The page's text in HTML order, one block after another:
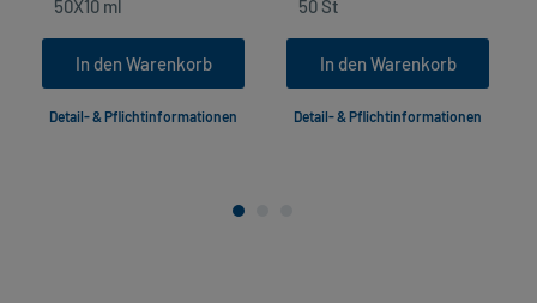
In den Warenkorb
Detail- & Pflichtinformationen
In den Warenkorb
Detail- & Pflichtinformationen